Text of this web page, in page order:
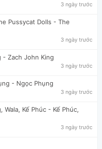
3 ngày trước
Pussycat Dolls - The
3 ngày trước
- Zach John King
3 ngày trước
- Ngọc Phụng
3 ngày trước
Wala, Kế Phúc - Kế Phúc,
3 ngày trước